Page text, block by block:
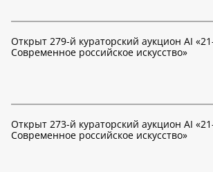
Открыт 279-й кураторский аукцион AI
Современное российское искусство»
Открыт 273-й кураторский аукцион AI
Современное российское искусство»